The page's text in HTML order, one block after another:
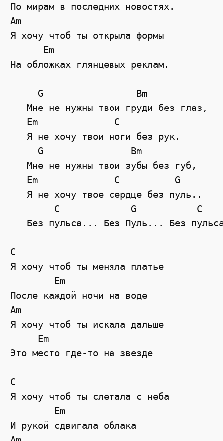
По мирам в последних новостях.
Am
Я хочу чтоб ты открыла формы
      Em
На обложках глянцевых реклам.
     G                 Bm
   Мне не нужны твои груди без глаз,
   Em              C
   Я не хочу твои ноги без рук.
     G                Bm
   Мне не нужны твои зубы без губ,
   Em              C          G
   Я не хочу твое сердце без пуль..
        C             G           C
Без пульса... Без Пуль... Без
C
Я хочу чтоб ты меняла платье
        Em
После каждой ночи на воде
Am
Я хочу чтоб ты искала дальше
     Em
Это место где-то на звезде
C
Я хочу чтоб ты слетала с неба
        Em
И рукой сдвигала облака